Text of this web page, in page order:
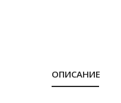
ОПИСАНИЕ